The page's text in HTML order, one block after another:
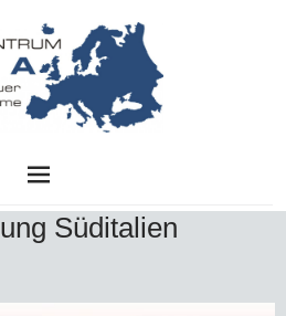
Süditalien